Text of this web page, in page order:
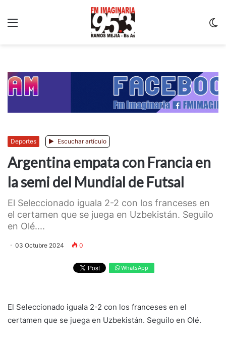
Deportes Escuchar artículo
Argentina empata con Francia en
la semi del Mundial de Futsal
El Seleccionado iguala 2-2 con los franceses en
el certamen que se juega en Uzbekistán. Seguilo
en Olé....
03 Octubre 2024 0
WhatsApp
El Seleccionado iguala 2-2 con los franceses en el
certamen que se juega en Uzbekistán. Seguilo en Olé.